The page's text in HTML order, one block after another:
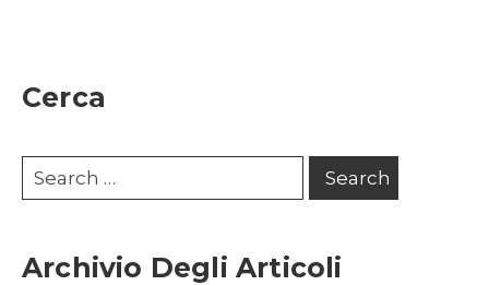
Cerca
Archivio Degli Articoli